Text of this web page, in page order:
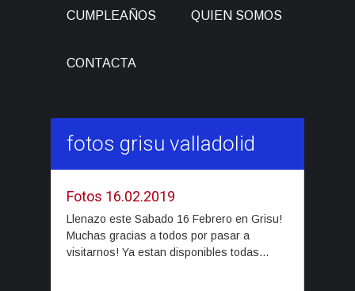
CUMPLEAÑOS QUIEN SOMOS
CONTACTA
fotos grisu valladolid
Fotos 16.02.2019
Llenazo este Sabado 16 Febrero en Grisu!
Muchas gracias a todos por pasar a
visitarnos! Ya estan disponibles todas...